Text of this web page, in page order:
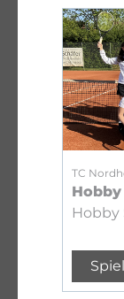
TC
Hobby